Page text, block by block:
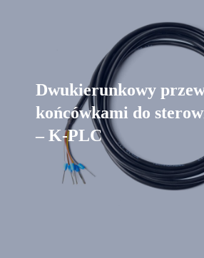
Dwukierunkowy
końcówkami do
– K-PLC